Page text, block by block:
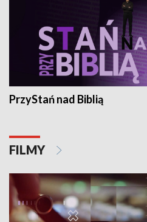
PrzyStań nad Biblią
FILMY